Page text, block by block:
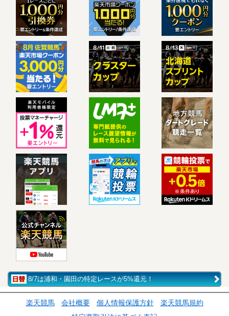
8/7は浦和・園田の特定レースが5%還元！
楽天競馬 会社概要 個人情報保護方針
楽天競馬規約